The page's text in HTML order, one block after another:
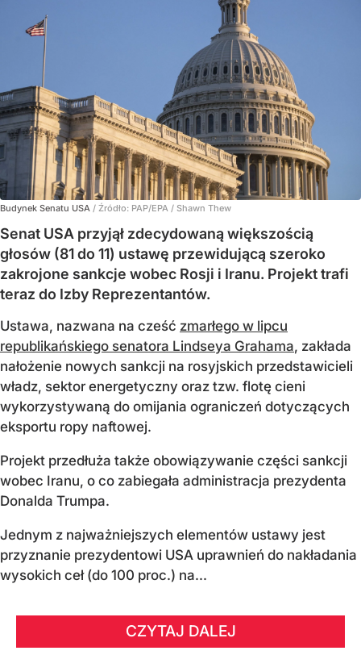
Budynek Senatu USA / Źródło: PAP/EPA / Shawn Thew
Senat USA przyjął zdecydowaną większością
głosów (81 do 11) ustawę przewidującą szeroko
zakrojone sankcje wobec Rosji i Iranu. Projekt trafi
teraz do Izby Reprezentantów.
Ustawa, nazwana na cześć zmarłego w lipcu
republikańskiego senatora Lindseya Grahama, zakłada
nałożenie nowych sankcji na rosyjskich przedstawicieli
władz, sektor energetyczny oraz tzw. flotę cieni
wykorzystywaną do omijania ograniczeń dotyczących
eksportu ropy naftowej.
Projekt przedłuża także obowiązywanie części sankcji
wobec Iranu, o co zabiegała administracja prezydenta
Donalda Trumpa.
Jednym z najważniejszych elementów ustawy jest
przyznanie prezydentowi USA uprawnień do nakładania
wysokich ceł (do 100 proc.) na...
CZYTAJ DALEJ